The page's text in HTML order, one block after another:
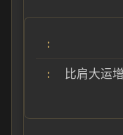
比肩大运